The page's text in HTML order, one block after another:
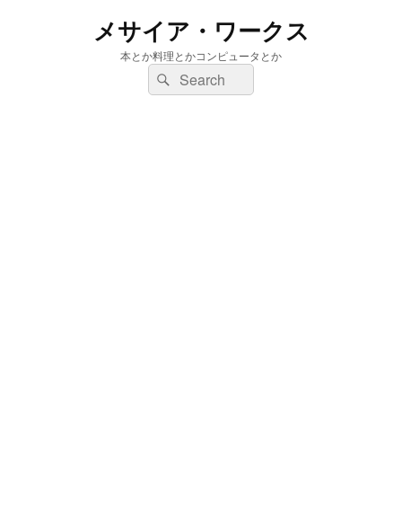
メサイア・ワークス
本とか料理とかコンピュータとか
検
索:
検
索